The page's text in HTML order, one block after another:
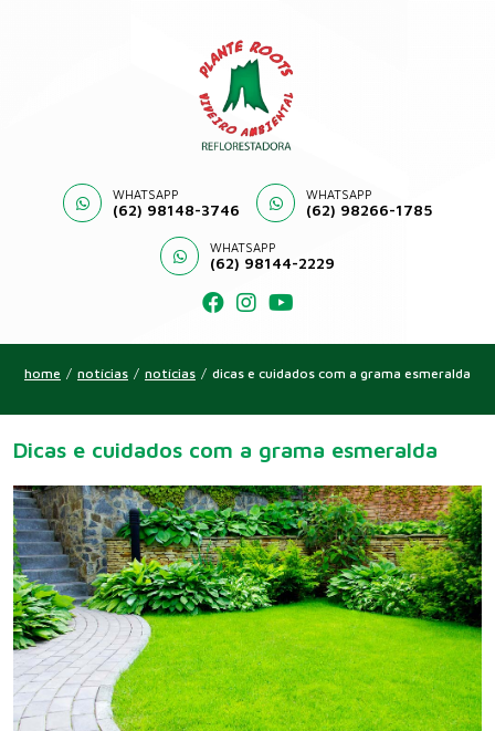
WHATSAPP
(62) 98148-3746
WHATSAPP
(62) 98266-1785
WHATSAPP
(62) 98144-2229
home / notícias / notícias / dicas e cuidados com a grama esmeralda
Dicas e cuidados com a grama esmeralda